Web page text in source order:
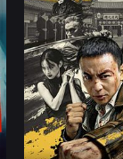
余波之上，深刻
在战火中如何成
护血脉相连的情
程，从而将故事
的全新维度。此
全新领域也即将